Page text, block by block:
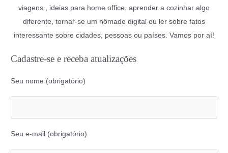
viagens , ideias para home office, aprender a cozinhar algo
diferente, tornar-se um nômade digital ou ler sobre fatos
interessante sobre cidades, pessoas ou países. Vamos por aí!
Cadastre-se e receba atualizações
Seu nome (obrigatório)
Seu e-mail (obrigatório)